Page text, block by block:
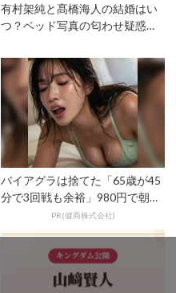
有村架純と髙橋海人の結婚はい
つ？ベッド写真の匂わせ疑惑
バイアグラは捨てた「65歳が45
分で3回戦も余裕」980円で朝ま
で絶好調！PR(健商株式会社)